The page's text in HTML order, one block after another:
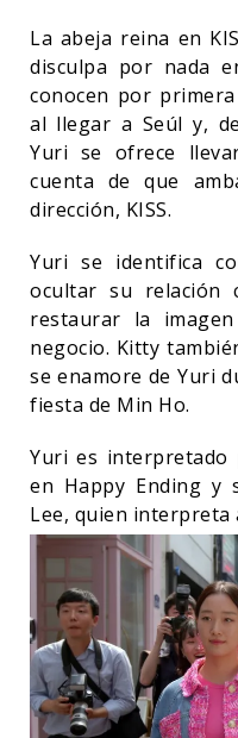
La abeja reina en
disculpa por nada
conocen por
al llegar a Seúl y,
Yuri se ofrece
cuenta de que
dirección, KISS.
Yuri se identifica
ocultar su relación
restaurar la
negocio. Kitty
se enamore de Yuri
fiesta de Min Ho.
Yuri es interpretado
en Happy Ending y
Lee, quien interpreta